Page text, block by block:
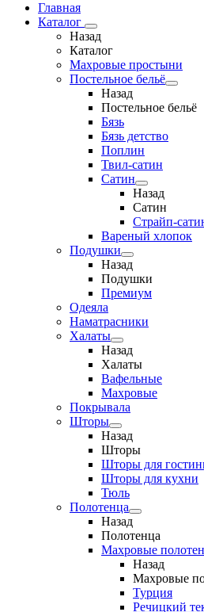
Главная
Каталог
Назад
Каталог
Махровые простыни
Постельное бельё
Назад
Постельное бельё
Бязь
Бязь детство
Поплин
Твил-сатин
Сатин
Назад
Сатин
Страйп-
Вареный хлопок
Подушки
Назад
Подушки
Премиум
Одеяла
Наматрасники
Халаты
Назад
Халаты
Вафельные
Махровые
Покрывала
Шторы
Назад
Шторы
Шторы для
Шторы для кухни
Тюль
Полотенца
Назад
Полотенца
Махровые
Назад
Махровые
Турция
Речицкий